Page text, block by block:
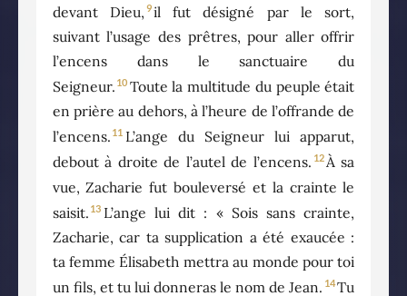
devant Dieu, 9il fut désigné par le sort,
suivant l’usage des prêtres, pour aller offrir
l’encens dans le sanctuaire du
Seigneur. 10 Toute la multitude du peuple était
en prière au dehors, à l’heure de l’offrande de
l’encens. 11 L’ange du Seigneur lui apparut,
debout à droite de l’autel de l’encens. 12À sa
vue, Zacharie fut bouleversé et la crainte le
saisit. 13 L’ange lui dit : « Sois sans crainte,
Zacharie, car ta supplication a été exaucée :
ta femme Élisabeth mettra au monde pour toi
un fils, et tu lui donneras le nom de Jean. 14Tu